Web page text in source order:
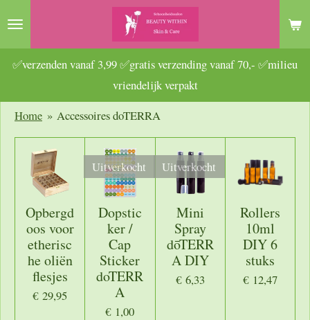
Ga
naar
hoofdinhoud
✅verzenden vanaf 3,99 ✅gratis verzending vanaf 70,- ✅milieu
vriendelijk verpakt
Home » Accessoires doTERRA
Opbergd
oos voor
etherisc
he oliën
flesjes
€ 29,95
Uitverkocht
Dopstic
ker /
Cap
Sticker
doTERR
A
€ 1,00
Uitverkocht
Mini
Spray
dōTERR
A DIY
€ 6,33
Rollers
10ml
DIY 6
stuks
€ 12,47